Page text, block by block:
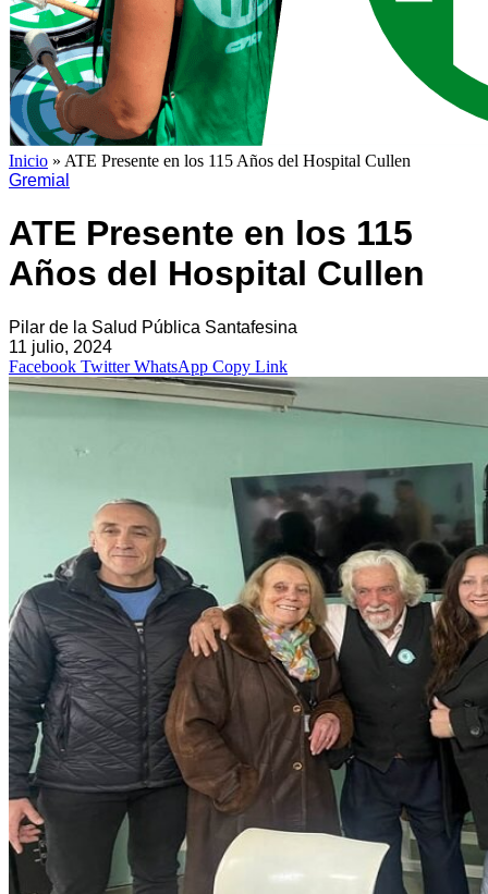
Inicio » ATE Presente en los 115 Años del Hospital Cullen
Gremial
ATE Presente en los 115
Años del Hospital Cullen
Pilar de la Salud Pública Santafesina
11 julio, 2024
Facebook Twitter WhatsApp Copy Link